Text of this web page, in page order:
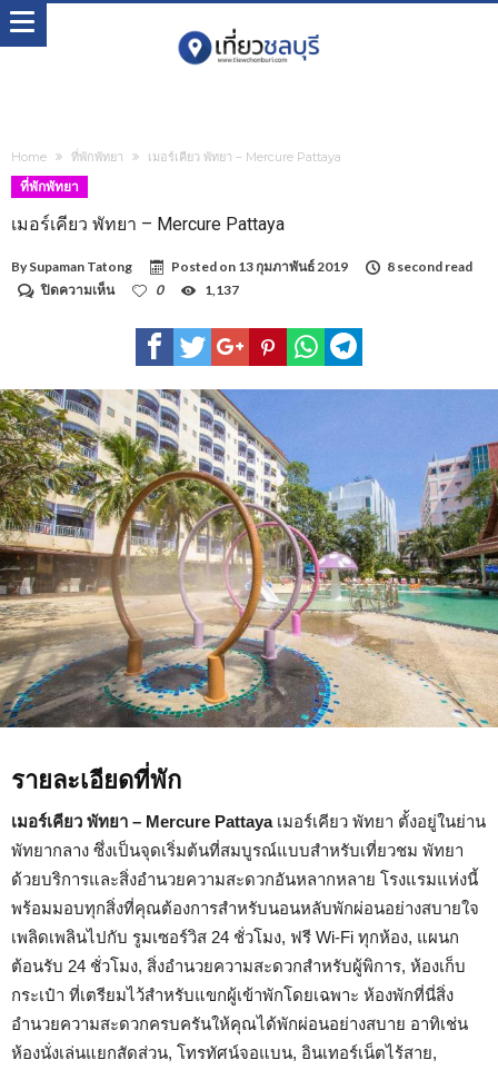
Home ที่พักพัทยา เมอร์เคียว พัทยา – Mercure Pattaya
ที่พักพัทยา
เมอร์เคียว พัทยา – Mercure Pattaya
By Supaman Tatong Posted on 13 กุมภาพันธ์ 2019
8 second read
ปิดความเห็นบน
Mercure
Pattaya
0 1,137
รายละเอียดที่พัก
เมอร์เคียว พัทยา – Mercure Pattayaเมอร์เคียว พัทยา ตั้งอยู่ในย่าน
พัทยากลาง ซึ่งเป็นจุดเริ่มต้นที่สมบูรณ์แบบสำหรับเที่ยวชม พัทยา
ด้วยบริการและสิ่งอำนวยความสะดวกอันหลากหลาย โรงแรมแห่งนี้
พร้อมมอบทุกสิ่งที่คุณต้องการสำหรับนอนหลับพักผ่อนอย่างสบายใจ
เพลิดเพลินไปกับ รูมเซอร์วิส 24 ชั่วโมง, ฟรี Wi-Fi ทุกห้อง, แผนก
ต้อนรับ 24 ชั่วโมง, สิ่งอำนวยความสะดวกสำหรับผู้พิการ, ห้องเก็บ
กระเป๋า ที่เตรียมไว้สำหรับแขกผู้เข้าพักโดยเฉพาะ ห้องพักที่นี่สิ่ง
อำนวยความสะดวกครบครันให้คุณได้พักผ่อนอย่างสบาย อาทิเช่น
ห้องนั่งเล่นแยกสัดส่วน, โทรทัศน์จอแบน, อินเทอร์เน็ตไร้สาย,